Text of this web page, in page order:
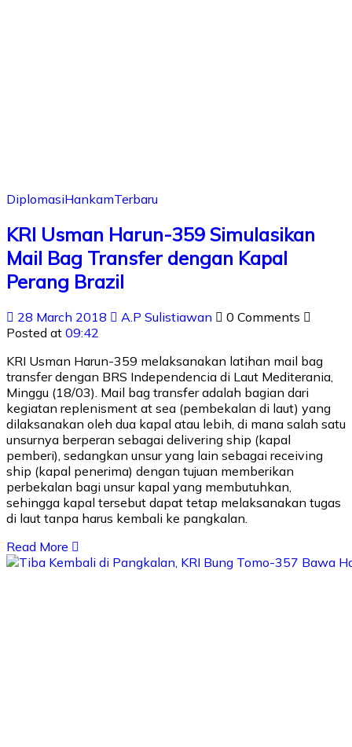
DiplomasiHankamTerbaru
KRI Usman Harun-359 Simulasikan
Mail Bag Transfer dengan Kapal
Perang Brazil
28 March 2018 A.P Sulistiawan
0 Comments
Posted at 09:42
KRI Usman Harun-359 melaksanakan latihan mail bag
transfer dengan BRS Independencia di Laut Mediterania,
Minggu (18/03). Mail bag transfer adalah bagian dari
kegiatan replenisment at sea (pembekalan di laut) yang
dilaksanakan oleh dua kapal atau lebih, di mana salah satu
unsurnya berperan sebagai delivering ship (kapal
pemberi), sedangkan unsur yang lain sebagai receiving
ship (kapal penerima) dengan tujuan memberikan
perbekalan bagi unsur kapal yang membutuhkan,
sehingga kapal tersebut dapat tetap melaksanakan tugas
di laut tanpa harus kembali ke pangkalan.
Read More